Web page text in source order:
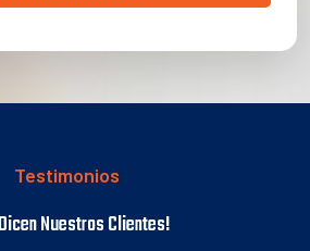
Testimonios
Nuestros Clientes!